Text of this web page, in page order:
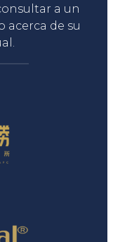
a un
acerca de su